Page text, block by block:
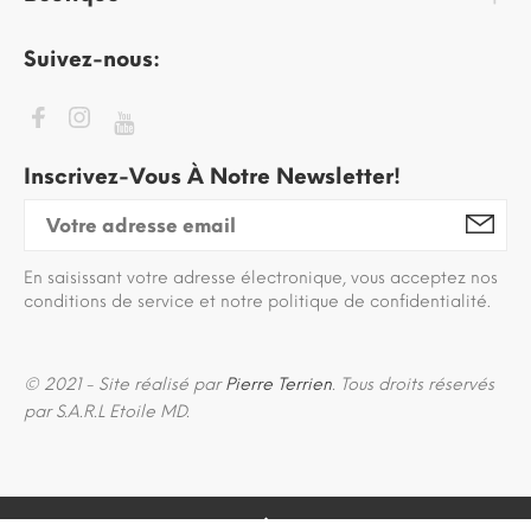
Suivez-nous:
Inscrivez-Vous À Notre Newsletter!
En saisissant votre adresse électronique, vous acceptez nos
conditions de service et notre politique de confidentialité.
© 2021 - Site réalisé parPierre Terrien. Tous droits réservés
par S.A.R.L Etoile MD.